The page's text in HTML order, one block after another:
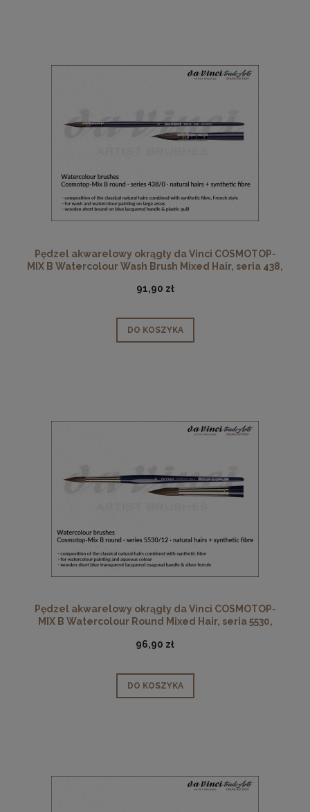
Pędzel akwarelowy okrągły da Vinci COSMOTOP-
MIX B Watercolour Wash Brush Mixed Hair, seria 438,
91,90 zł
DO KOSZYKA
Pędzel akwarelowy okrągły da Vinci COSMOTOP-
MIX B Watercolour Round Mixed Hair, seria 5530,
96,90 zł
DO KOSZYKA